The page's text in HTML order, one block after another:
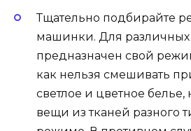
Тщательно подбирайте
машинки. Для различных
предназначен свой
как нельзя смешивать
светлое и цветное белье,
вещи из тканей разного